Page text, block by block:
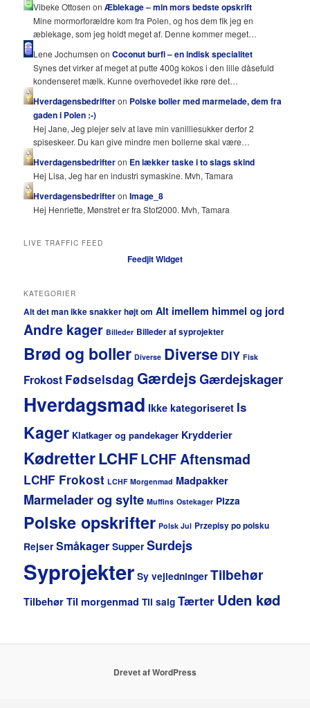
Vibeke Ottosen onÆblekage – min mors bedste opskrift
Mine mormorforældre kom fra Polen, og hos dem fik jeg en
æblekage, som jeg holdt meget af. Denne kommer meget…
Lene Jochumsen onCoconut burfi – en indisk specialitet
Synes det virker af meget at putte 400g kokos i den lille dåsefuld
kondenseret mælk. Kunne overhovedet ikke røre det…
Hverdagensbedrifteron Polske boller med marmelade, dem fra
gaden i Polen :-)
Hej Jane, Jeg plejer selv at lave min vanilliesukker derfor 2
spiseskeer. Du kan give mindre men bollerne skal være…
Hverdagensbedrifteron En lækker taske i to slags skind
Hej Lisa, Jeg har en industri symaskine. Mvh, Tamara
HverdagensbedrifteronImage_8
Hej Henriette, Mønstret er fra Stof2000. Mvh, Tamara
LIVE TRAFFIC FEED
Feedjit Widget
KATEGORIER
Alt det man ikke snakker højt om Alt imellem himmel og jord
Andre kager Billeder Billeder af syprojekter
Brød og boller Diverse Diverse DIY Fisk
Frokost Fødselsdag GærdejsGærdejskager
Hverdagsmad Ikke kategoriseret Is
Kager Klatkager og pandekager Krydderier
KødretterLCHFLCHF Aftensmad
LCHF Frokost LCHF Morgenmad Madpakker
Marmelader og sylte Muffins Ostekager Pizza
Polske opskrifter Polsk Jul Przepisy po polsku
Rejser Småkager Supper Surdejs
Syprojekter Sy vejledninger Tilbehør
Tilbehør Til morgenmad Til salg Tærter Uden kød
Drevet af WordPress